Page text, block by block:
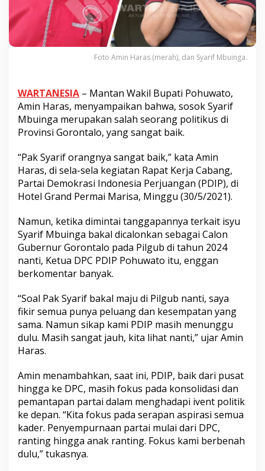
Foto Amin Haras (merah), dan Syarif Mbuinga.
WARTANESIA – Mantan Wakil Bupati Pohuwato,
Amin Haras, menyampaikan bahwa, sosok Syarif
Mbuinga merupakan salah seorang politikus di
Provinsi Gorontalo, yang sangat baik.
“Pak Syarif orangnya sangat baik,” kata Amin
Haras, di sela-sela kegiatan Rapat Kerja Cabang,
Partai Demokrasi Indonesia Perjuangan (PDIP), di
Hotel Grand Permai Marisa, Minggu (30/5/2021).
Namun, ketika dimintai tanggapannya terkait isyu
Syarif Mbuinga bakal dicalonkan sebagai Calon
Gubernur Gorontalo pada Pilgub di tahun 2024
nanti, Ketua DPC PDIP Pohuwato itu, enggan
berkomentar banyak.
“Soal Pak Syarif bakal maju di Pilgub nanti, saya
fikir semua punya peluang dan kesempatan yang
sama. Namun sikap kami PDIP masih menunggu
dulu. Masih sangat jauh, kita lihat nanti,” ujar Amin
Haras.
Amin menambahkan, saat ini, PDIP, baik dari pusat
hingga ke DPC, masih fokus pada konsolidasi dan
pemantapan partai dalam menghadapi ivent politik
ke depan. “Kita fokus pada serapan aspirasi semua
kader. Penyempurnaan partai mulai dari DPC,
ranting hingga anak ranting. Fokus kami berbenah
dulu,” tukasnya.